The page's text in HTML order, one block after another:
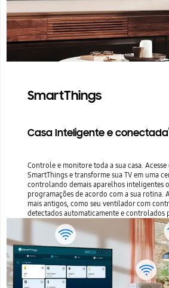
SmartThings
Casa Inteligente e conectada
Controle e monitore toda a sua casa.
SmartThings e transforme sua TV em uma
controlando demais aparelhos inteligentes
programações de acordo com a sua rotina.
mais antigos, como seu ventilador com
detectados automaticamente e controlados